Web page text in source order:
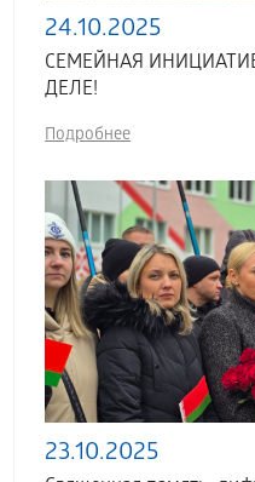
24.10.2025
СЕМЕЙНАЯ
ДЕЛЕ!
Подробнее
23.10.2025